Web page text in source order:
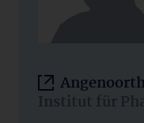
Institut für